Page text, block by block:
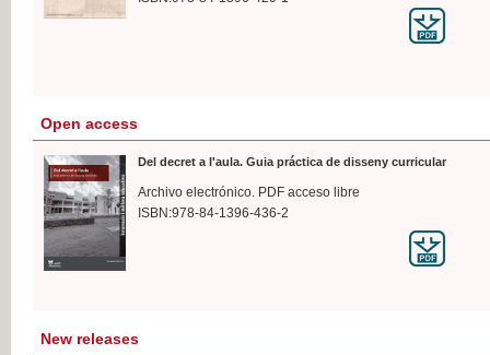
Open access
Del decret a l'aula. Guia práctica de disseny curricular
Archivo electrónico. PDF acceso libre
ISBN:978-84-1396-436-2
New releases